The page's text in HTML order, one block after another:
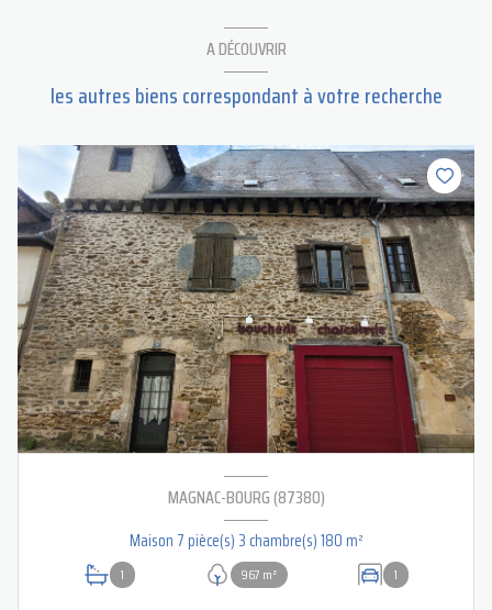
A DÉCOUVRIR
les autres biens correspondant à votre recherche
MAGNAC-BOURG (87380)
Maison 7 pièce(s) 3 chambre(s) 180 m²
1 967 m² 1